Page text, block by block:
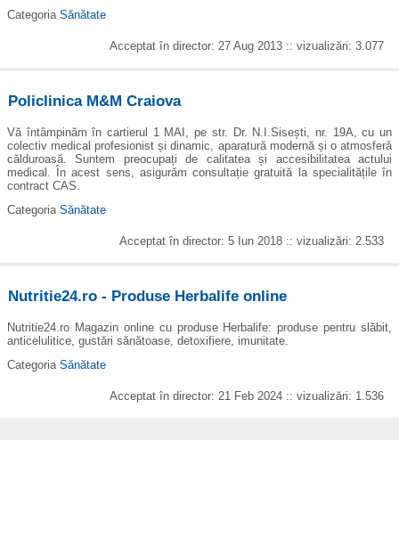
Categoria Sănătate
Acceptat în director: 27 Aug 2013 :: vizualizări: 3.077
Policlinica M&M Craiova
Vă întâmpinăm în cartierul 1 MAI, pe str. Dr. N.I.Sisești, nr. 19A, cu un
colectiv medical profesionist și dinamic, aparatură modernă și o atmosferă
călduroasă. Suntem preocupați de calitatea și accesibilitatea actului
medical. În acest sens, asigurăm consultație gratuită la specialitățile în
contract CAS.
Categoria Sănătate
Acceptat în director: 5 Iun 2018 :: vizualizări: 2.533
Nutritie24.ro - Produse Herbalife online
Nutritie24.ro Magazin online cu produse Herbalife: produse pentru slăbit,
anticelulitice, gustări sănătoase, detoxifiere, imunitate.
Categoria Sănătate
Acceptat în director: 21 Feb 2024 :: vizualizări: 1.536